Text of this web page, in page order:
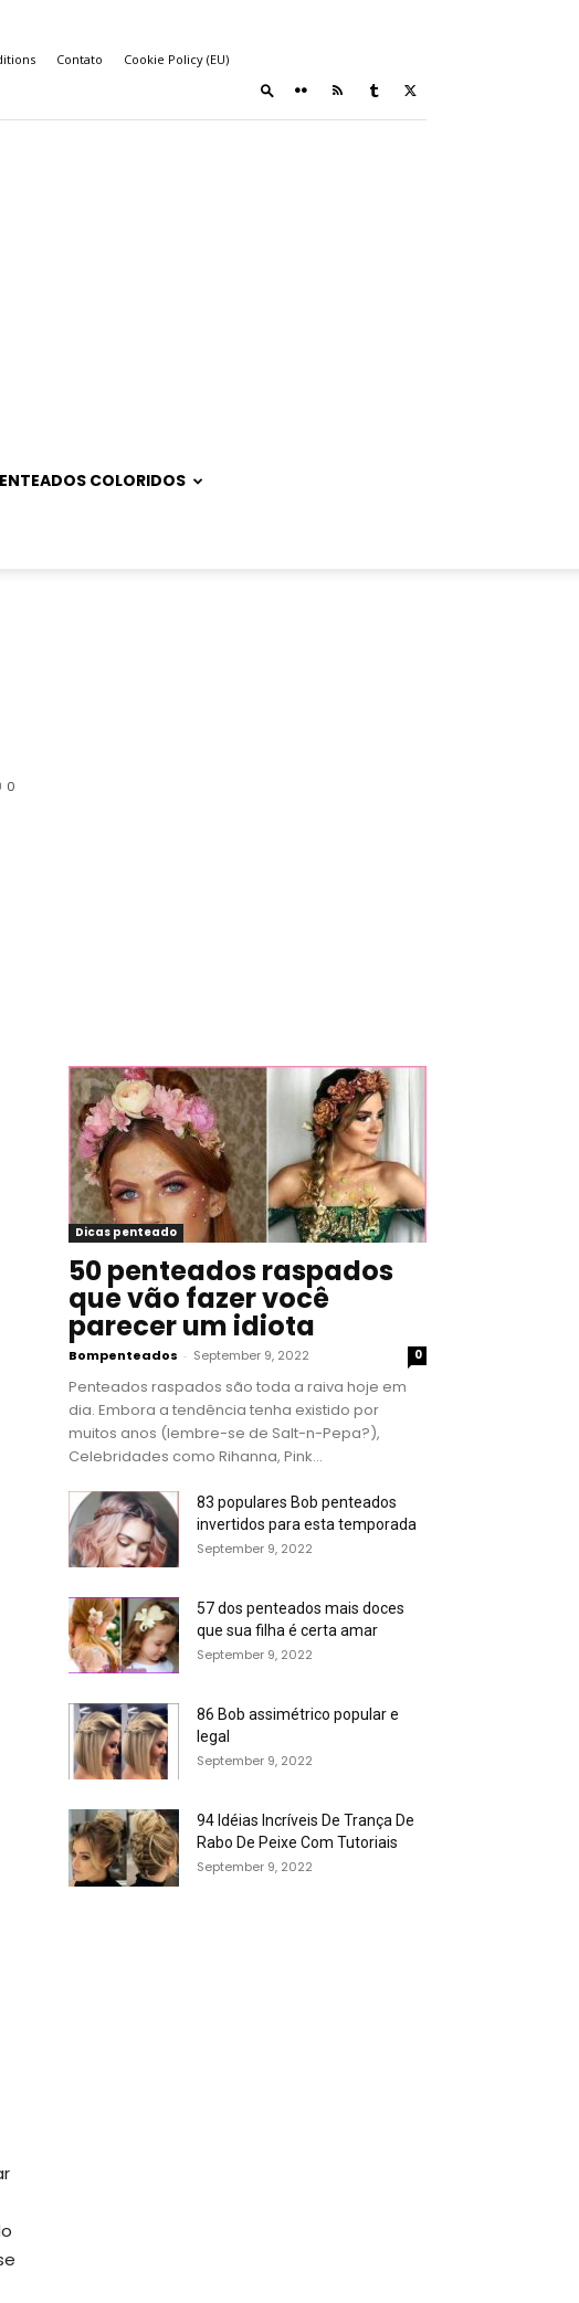
Contato Cookie Policy (EU)
COLORIDOS
0
Dicas penteado
50 penteados raspados
que vão fazer você
parecer um idiota
Bompenteados - September 9, 2022 0
Penteados raspados são toda a raiva hoje em
dia. Embora a tendência tenha existido por
muitos anos (lembre-se de Salt-n-Pepa?),
Celebridades como Rihanna, Pink...
83 populares Bob penteados
invertidos para esta temporada
September 9, 2022
57 dos penteados mais doces
que sua filha é certa amar
September 9, 2022
86 Bob assimétrico popular e
legal
September 9, 2022
94 Idéias Incríveis De Trança De
Rabo De Peixe Com Tutoriais
September 9, 2022